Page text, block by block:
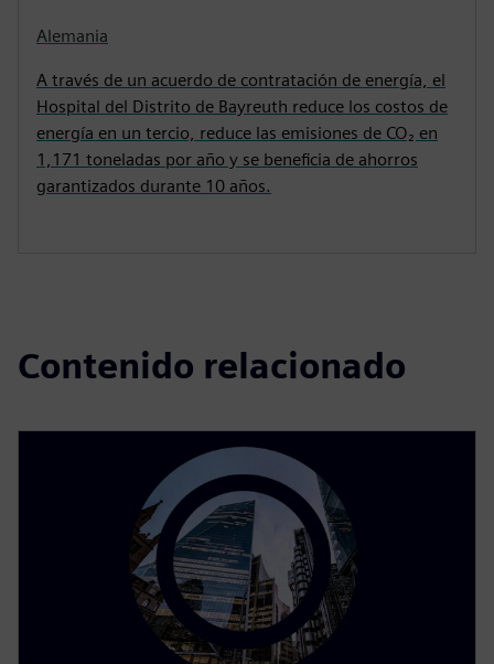
Alemania
A través de un acuerdo de contratación de energía, el
Hospital del Distrito de Bayreuth reduce los costos de
energía en un tercio, reduce las emisiones de CO₂ en
1,171 toneladas por año y se beneficia de ahorros
garantizados durante 10 años.
Contenido relacionado